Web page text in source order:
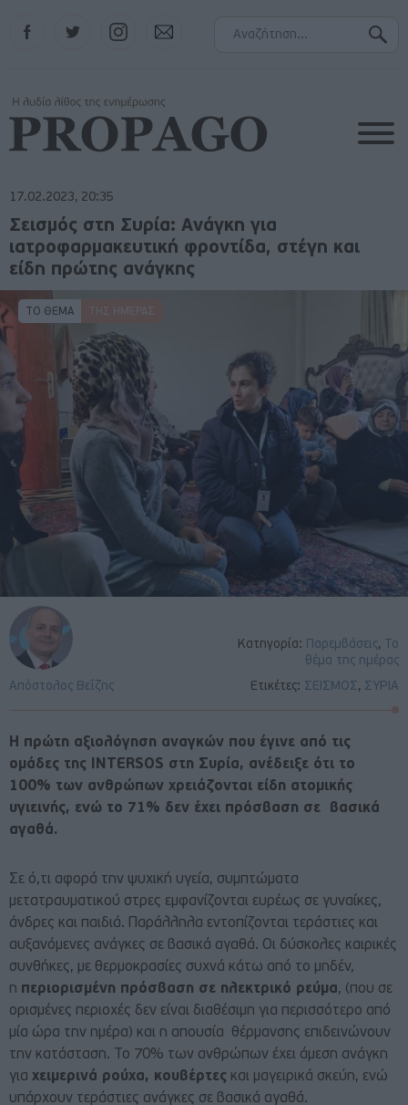
Instagram
17.02.2023, 20:35
ΤΟ ΘΕΜΑ ΤΗΣ ΗΜΈΡΑΣ
Κατηγορία: Παρεμβάσεις,
Το
θέμα της ημέρας
Ετικέτες: ΣΕΙΣΜΟΣ, ΣΥΡΙΑ
Απόστολος Βεΐζης
Σεισμός στη Συρία: Ανάγκη για
ιατροφαρμακευτική φροντίδα, στέγη και
είδη πρώτης ανάγκης
Η πρώτη αξιολόγηση αναγκών που έγινε από τις
ομάδες της INTERSOS στη Συρία, ανέδειξε ότι το
100% των ανθρώπων χρειάζονται είδη ατομικής
υγιεινής, ενώ το 71% δεν έχει πρόσβαση σε βασικά
αγαθά.
Σε ό,τι αφορά την ψυχική υγεία, συμπτώματα
μετατραυματικού στρες εμφανίζονται ευρέως σε γυναίκες,
άνδρες και παιδιά. Παράλληλα εντοπίζονται τεράστιες και
αυξανόμενες ανάγκες σε βασικά αγαθά. Οι δύσκολες καιρικές
συνθήκες, με θερμοκρασίες συχνά κάτω από το μηδέν,
η περιορισμένη πρόσβαση σε ηλεκτρικό ρεύμα, (που σε
ορισμένες περιοχές δεν είναι διαθέσιμη για περισσότερο από
μία ώρα την ημέρα) και η απουσία θέρμανσης επιδεινώνουν
την κατάσταση. Το 70% των ανθρώπων έχει άμεση ανάγκη
για χειμερινά ρούχα, κουβέρτες και μαγειρικά σκεύη, ενώ
υπάρχουν τεράστιες ανάγκες σε βασικά αγαθά.